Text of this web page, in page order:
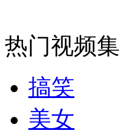
消防员救轻生者 花炮节热
纽约上演“枕头大战”
热门视频集
搞笑
美女